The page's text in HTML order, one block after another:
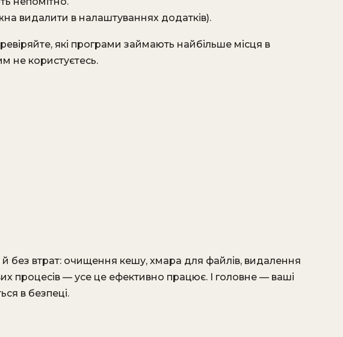
видалити в налаштуваннях додатків).
які програми займають найбільше місця в
не користуєтесь.
без втрат: очищення кешу, хмара для файлів, видалення
процесів — усе це ефективно працює. І головне — ваші
в безпеці.